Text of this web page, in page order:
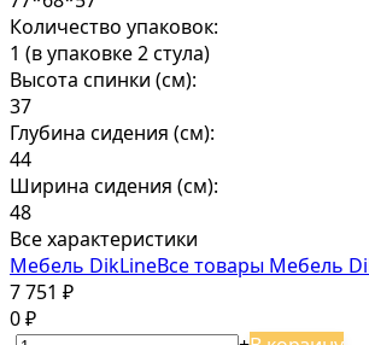
Количество упаковок:
1 (в упаковке 2 стула)
Высота спинки (см):
37
Глубина сидения (см):
44
Ширина сидения (см):
48
Все характеристики
Мебель DikLineВсе товары Мебель
7 751 ₽
0 ₽